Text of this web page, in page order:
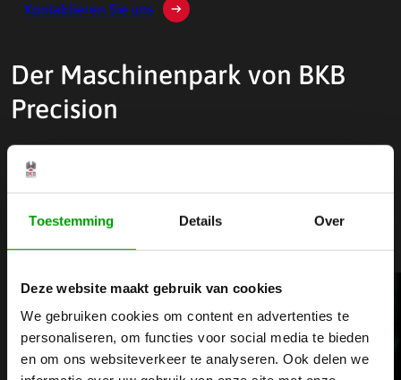
Toestemming Details Over
Deze website maakt gebruik van cookies
We gebruiken cookies om content en advertenties te
personaliseren, om functies voor social media te bieden
en om ons websiteverkeer te analyseren. Ook delen we
Kontaktieren Sie uns
Der Maschinenpark von BKB
Precision
Maschinenpark. Dank einer breiten Palette an CNC-
Maschinen sind wir in der Lage, für Sie hochwertige